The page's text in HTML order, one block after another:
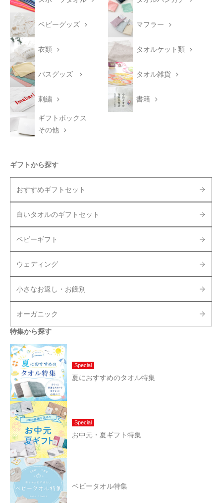
ベビーグッズ マフラー
衣類 タオルケット類
バスグッズ タオル雑貨
刺繍 書籍
ギフトボックス
その他
ギフトから探す
おすすめギフトセット
白いタオルのギフトセット
ベビーギフト
ウェディング
小さなお返し・お餞別
オーガニック
特集から探す
Special
夏におすすめのタオル特集
Special
お中元・夏ギフト特集
ベビータオル特集